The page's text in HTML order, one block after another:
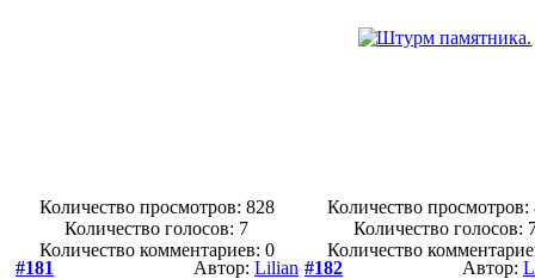
Количество просмотров: 828
Количество голосов: 7
Количество комментариев: 0
Количество просмотров:
Количество голосов:
Количество
#181
Автор: Lilian #182 Автор: